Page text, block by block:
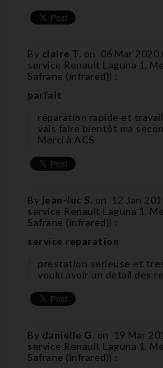
By claire T. on 06 Mar 2020 (
service Renault Laguna 1,
Safrane (infrared)) :
parfait
réparation rapide et
vais faire bientôt ma
Merci à ACS
By jean-luc S. on 12 Jan
service Renault Laguna 1,
Safrane (infrared)) :
service reparation
prestation serieuse et
voulu avoir un detail des
By danielle G. on 19 Mar
service Renault Laguna 1,
Safrane (infrared)) :